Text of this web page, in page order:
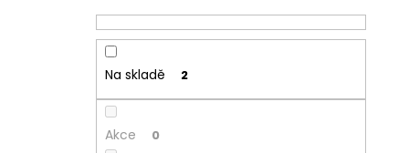
Na skladě 2
Akce 0